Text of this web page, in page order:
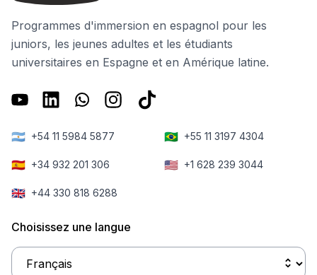
Programmes d'immersion en espagnol pour les
juniors, les jeunes adultes et les étudiants
universitaires en Espagne et en Amérique latine.
🇦🇷 +54 11 5984 5877 🇧🇷 +55 11 3197 4304
🇪🇸 +34 932 201 306 🇺🇸 +1 628 239 3044
🇬🇧 +44 330 818 6288
Choisissez une langue